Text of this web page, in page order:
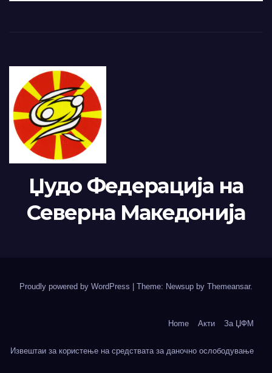
Џудо Федерација на
Северна Македонија
Proudly powered by WordPress Theme: Newsup by Themeansar.
Home Акти За ЏФМ
Извештаи за користење на средствата за даночно ослободување